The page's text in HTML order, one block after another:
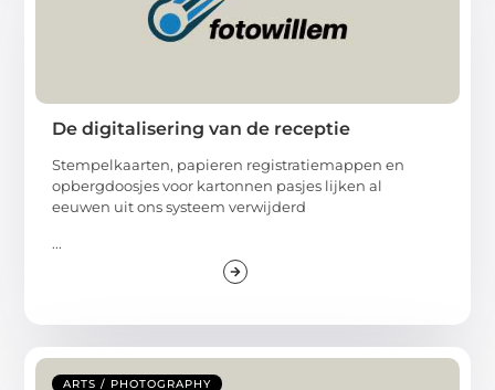
De digitalisering van de receptie
Stempelkaarten, papieren registratiemappen en
opbergdoosjes voor kartonnen pasjes lijken al
eeuwen uit ons systeem verwijderd
...
ARTS / PHOTOGRAPHY